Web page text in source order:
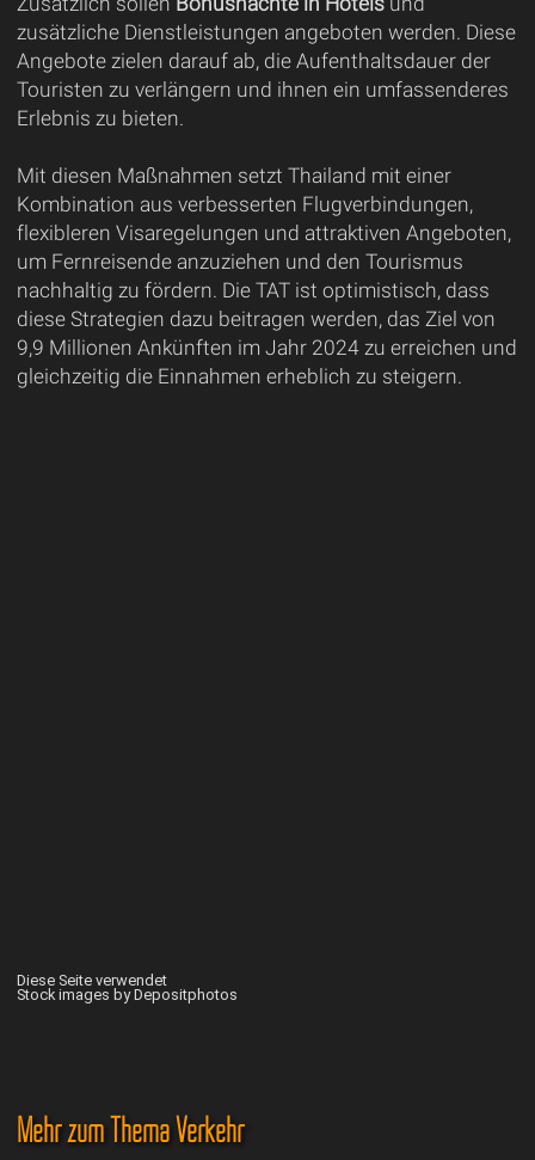
zusätzliche Dienstleistungen angeboten werden. Diese
Angebote zielen darauf ab, die Aufenthaltsdauer der
Touristen zu verlängern und ihnen ein umfassenderes
Erlebnis zu bieten.
Mit diesen Maßnahmen setzt Thailand mit einer
Kombination aus verbesserten Flugverbindungen,
flexibleren Visaregelungen und attraktiven Angeboten,
um Fernreisende anzuziehen und den Tourismus
nachhaltig zu fördern. Die TAT ist optimistisch, dass
diese Strategien dazu beitragen werden, das Ziel von
9,9 Millionen Ankünften im Jahr 2024 zu erreichen und
gleichzeitig die Einnahmen erheblich zu steigern.
Diese Seite verwendet
Stock images by Depositphotos
Mehr zum Thema Verkehr